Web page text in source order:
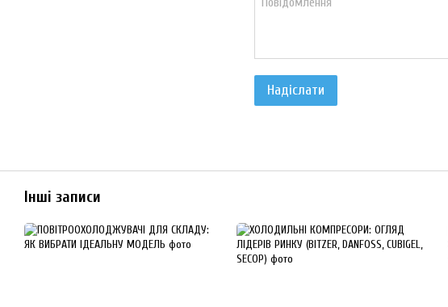
Надіслати
Інші записи